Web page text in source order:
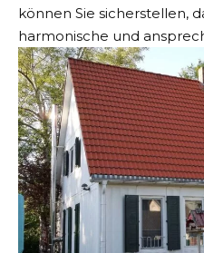
können Sie sicherstellen,
harmonische und